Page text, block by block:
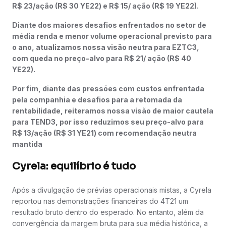
R$ 23/ação (R$ 30 YE22) e R$ 15/ ação (R$ 19 YE22).
Diante dos maiores desafios enfrentados no setor de
média renda e menor volume operacional previsto para
o ano, atualizamos nossa visão neutra para EZTC3,
com queda no preço-alvo para R$ 21/ ação (R$ 40
YE22).
Por fim, diante das pressões com custos enfrentada
pela companhia e desafios para a retomada da
rentabilidade, reiteramos nossa visão de maior cautela
para TEND3, por isso reduzimos seu preço-alvo para
R$ 13/ação (R$ 31 YE21) com recomendação neutra
mantida
Cyrela: equilíbrio é tudo
Após a divulgação de prévias operacionais mistas, a Cyrela
reportou nas demonstrações financeiras do 4T21 um
resultado bruto dentro do esperado. No entanto, além da
convergência da margem bruta para sua média histórica, a